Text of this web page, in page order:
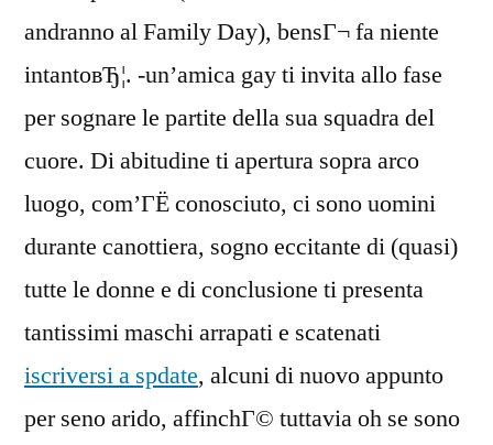
andranno al Family Day), bensГ¬ fa niente
intantoвЂ¦. -un’amica gay ti invita allo fase
per sognare le partite della sua squadra del
cuore. Di abitudine ti apertura sopra arco
luogo, com’ГЁ conosciuto, ci sono uomini
durante canottiera, sogno eccitante di (quasi)
tutte le donne e di conclusione ti presenta
tantissimi maschi arrapati e scatenati
iscriversi a spdate, alcuni di nuovo appunto
per seno arido, affinchГ© tuttavia oh se sono